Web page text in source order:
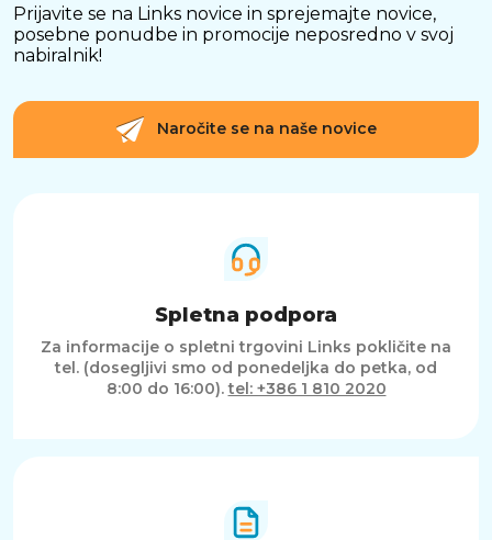
Prijavite se na Links novice in sprejemajte novice,
posebne ponudbe in promocije neposredno v svoj
nabiralnik!
Naročite se na naše novice
Spletna podpora
Za informacije o spletni trgovini Links pokličite na
tel. (dosegljivi smo od ponedeljka do petka, od
8:00 do 16:00).tel: +386 1 810 2020